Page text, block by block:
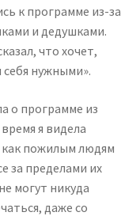
к программе из-за
и дедушками.
что хочет,
нужными».
о программе из
я видела
пожилым людям
за пределами их
могут никуда
даже со